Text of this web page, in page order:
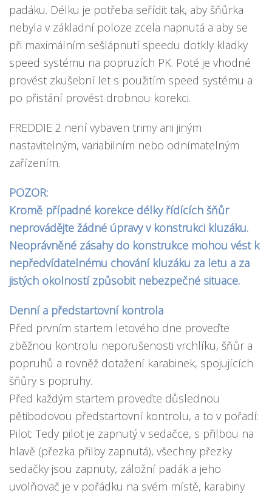
padáku. Délku je potřeba seřídit tak, aby šňůrka
nebyla v základní poloze zcela napnutá a aby se
při maximálním sešlápnutí speedu dotkly kladky
speed systému na popruzích PK. Poté je vhodné
provést zkušební let s použitím speed systému a
po přistání provést drobnou korekci.
FREDDIE 2 není vybaven trimy ani jiným
nastavitelným, variabilním nebo odnímatelným
zařízením.
POZOR:
Kromě případné korekce délky řídících šňůr
neprovádějte žádné úpravy v konstrukci kluzáku.
Neoprávněné zásahy do konstrukce mohou vést k
nepředvídatelnému chování kluzáku za letu a za
jistých okolností způsobit nebezpečné situace.
Denní a předstartovní kontrola
Před prvním startem letového dne proveďte
zběžnou kontrolu neporušenosti vrchlíku, šňůr a
popruhů a rovněž dotažení karabinek, spojujících
šňůry s popruhy.
Před každým startem proveďte důslednou
pětibodovou předstartovní kontrolu, a to v pořadí:
Pilot: Tedy pilot je zapnutý v sedačce, s přilbou na
hlavě (přezka přilby zapnutá), všechny přezky
sedačky jsou zapnuty, záložní padák a jeho
uvolňovač je v pořádku na svém místě, karabiny